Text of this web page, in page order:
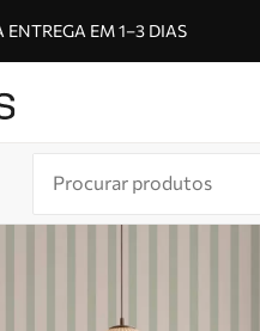
ENTREGA EM 1–3 DIAS